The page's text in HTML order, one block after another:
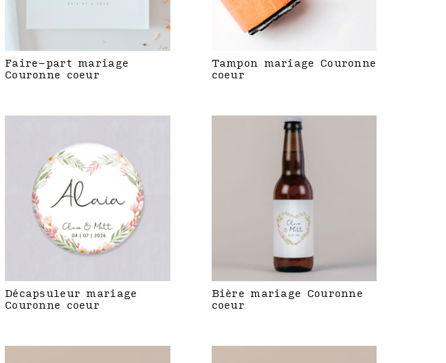
Faire-part mariage
Couronne coeur
Tampon mariage Couronne
coeur
Décapsuleur mariage
Couronne coeur
Bière mariage Couronne
coeur